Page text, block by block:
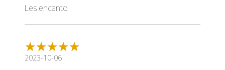
Les encanto
2023-10-06